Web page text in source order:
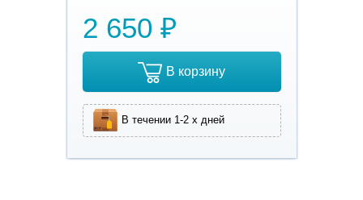
2 650 ₽
В корзину
В течении 1-2 х дней